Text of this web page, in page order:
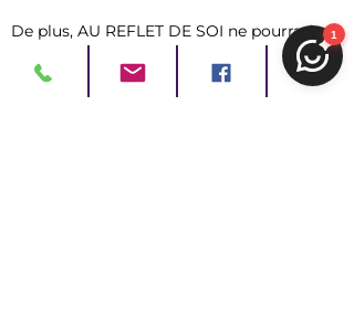
De plus, AU REFLET DE SOI ne pourra être
tenu responsable de tous dommages ou
pertes avérés ou allégués consécutifs ou
en relation avec l’utilisation ou avec le fait